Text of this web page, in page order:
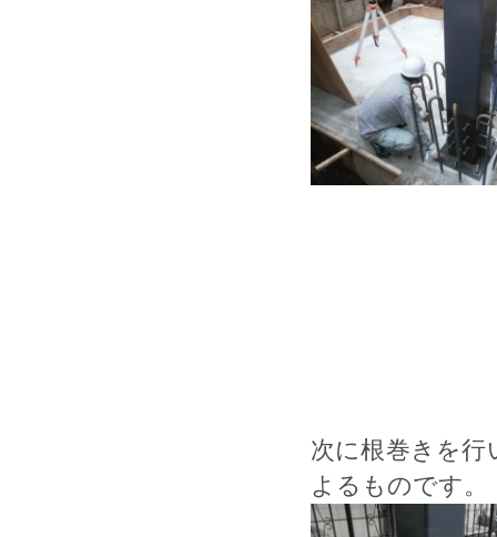
次に根巻きを行
よるものです。